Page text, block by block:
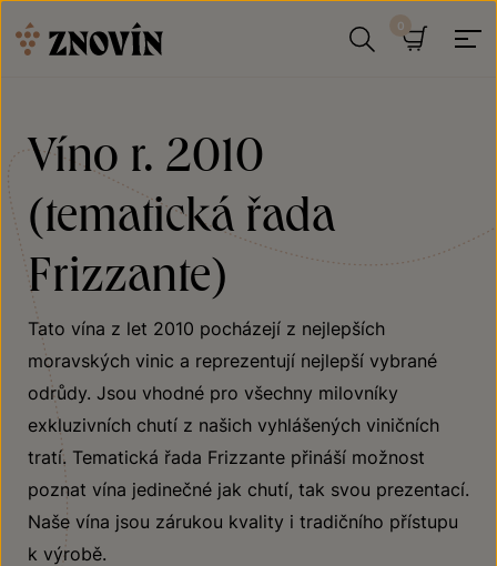
Víno r. 2010
(tematická řada
Frizzante)
Tato vína z let 2010 pocházejí z nejlepších
moravských vinic a reprezentují nejlepší vybrané
odrůdy. Jsou vhodné pro všechny milovníky
exkluzivních chutí z našich vyhlášených viničních
tratí. Tematická řada Frizzante přináší možnost
poznat vína jedinečné jak chutí, tak svou prezentací.
Naše vína jsou zárukou kvality i tradičního přístupu
k výrobě.